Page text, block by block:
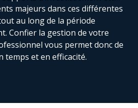
majeurs dans ces différentes
au long de la période
Confier la gestion de votre
vous permet donc de
temps et en efficacité.